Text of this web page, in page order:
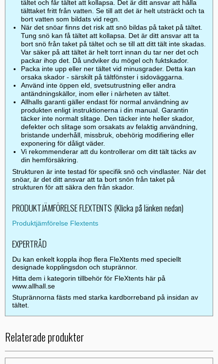
tältet och får tältet att kollapsa. Det är ditt ansvar att hålla
tälttaket fritt från vatten. Se till att det är helt utsträckt och ta
bort vatten som bildats vid regn.
När det snöar finns det risk att snö bildas på taket på tältet.
Tung snö kan få tältet att kollapsa. Det är ditt ansvar att ta
bort snö från taket på tältet och se till att ditt tält inte skadas.
Var säker på att tältet är helt torrt innan du tar ner det och
packar ihop det. Då undviker du mögel och fuktskador.
Packa inte upp eller ner tältet vid minusgrader. Detta kan
orsaka skador - särskilt på tältfönster i sidoväggarna.
Använd inte öppen eld, svetsutrustning eller andra
antändningskällor, inom eller i närheten av tältet.
Allhalls garanti gäller endast för normal användning av
produkten enligt instruktionerna i din manual. Garantin
täcker inte normalt slitage. Den täcker inte heller skador,
defekter och slitage som orsakats av felaktig användning,
bristande underhåll, missbruk, obehörig modifiering eller
exponering för dåligt väder.
Vi rekommenderar att du kontrollerar om ditt tält täcks av
din hemförsäkring.
Strukturen är inte testad för specifik snö och vindlaster. När det
snöar, är det ditt ansvar att ta bort snön från taket på
strukturen för att säkra den från skador.
PRODUKTJÄMFÖRELSE FLEXTENTS (Klicka på länken nedan)
Produktjämförelse Flextents
EXPERTRÅD
Du kan enkelt koppla ihop flera FleXtents med speciellt
designade kopplingsdon och stuprännor.
Hitta dem i kategorin tillbehör för FleXtents här på
www.allhall.se
Stuprännorna fästs med starka kardborreband på insidan av
tältet.
Relaterade produkter